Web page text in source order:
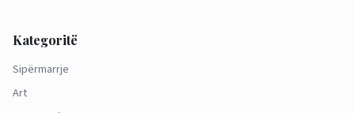
Kategoritë
Sipërmarrje
Art